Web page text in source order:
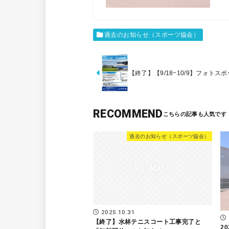
過去のお知らせ（スポーツ協会）
【終了】【9/18~10/9】フォトス
RECOMMEND
過去のお知らせ（スポーツ協会）
2025.10.31
【終了】水林テニスコート工事完了と